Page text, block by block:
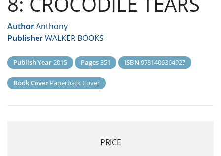
AuthorAnthony
PublisherWALKER BOOKS
Publish Year2015 Pages351 ISBN 9781406364927
Book Cover Paperback Cover
PRICE